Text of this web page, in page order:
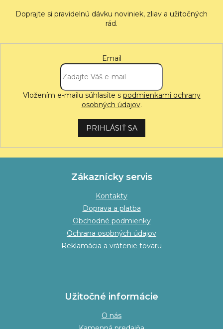
Email
Vložením e-mailu súhlasíte s podmienkami ochrany
osobných údajov.
PRIHLÁSIŤ SA
Zákaznícky servis
Kontakty
Doprava a platba
Obchodné podmienky
Ochrana osobných údajov
Reklamácia a vrátenie tovaru
Užitočné informácie
O nás